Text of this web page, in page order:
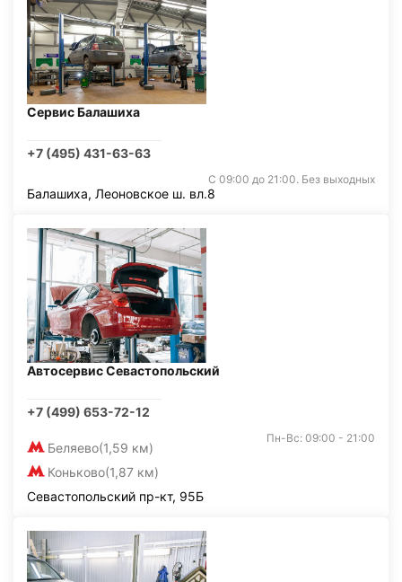
Сервис Балашиха
+7 (495) 431-63-63
С 09:00 до 21:00. Без выходных
Балашиха, Леоновское ш. вл.8
Автосервис Севастопольский
+7 (499) 653-72-12
Беляево(1,59 км)
Коньково(1,87 км)
Пн-Вс: 09:00 - 21:00
Севастопольский пр-кт, 95Б